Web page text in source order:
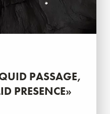
PASSAGE,
PRESENCE»